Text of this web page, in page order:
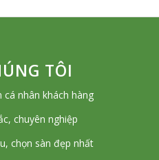
TÔI
nhân khách hàng
chuyên nghiệp
chọn sàn đẹp nhất